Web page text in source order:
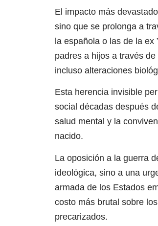
El impacto más
sino que se prolonga a
la española o las de la
padres a hijos a través
incluso alteraciones
Esta herencia invisible
social décadas después
salud mental y la
nacido.
La oposición a la guerra
ideológica, sino a una
armada de los Estados
costo más brutal sobre
precarizados.